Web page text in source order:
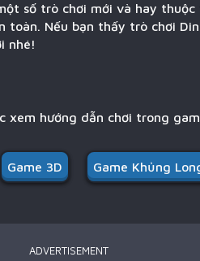
số trò chơi mới và hay
toàn. Nếu bạn thấy trò chơi
nhé!
xem hướng dẫn chơi trong
Game 3D Game Khủng
ADVERTISEMENT